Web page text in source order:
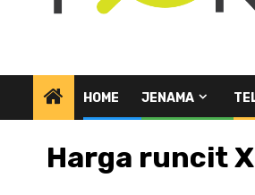
HOME JENAMA
Harga runcit